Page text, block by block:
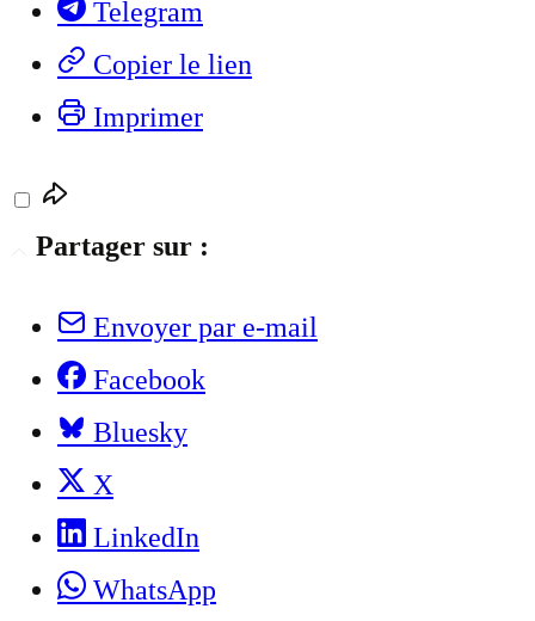
Telegram
Copier le lien
Imprimer
Partager sur :
Envoyer par e-mail
Facebook
Bluesky
X
LinkedIn
WhatsApp